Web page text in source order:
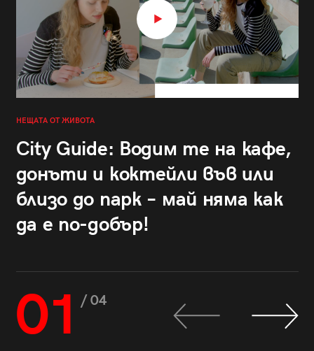
НЕЩАТА ОТ ЖИВОТА
City Guide: Водим те на кафе,
донъти и коктейли във или
близо до парк – май няма как
да е по-добър!
01 / 04